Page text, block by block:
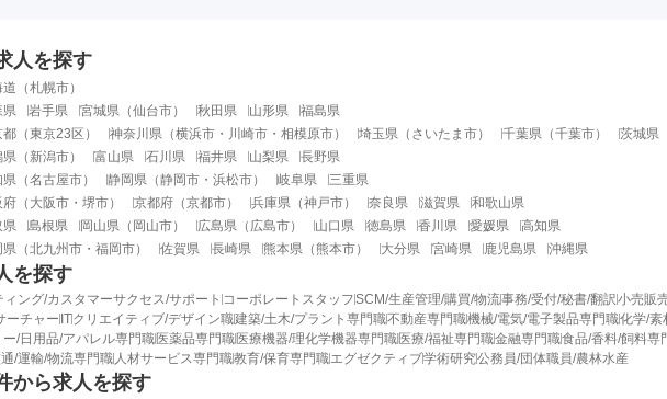
人を探す
道 （札幌市）
県 岩手県 宮城県 （仙台市） 秋田県 山形県 福島県
都 （東京23区 ） 神奈川県 （横浜市 ・ 川崎市 ・ 相模原市） 埼玉県 （ さいたま市） 千葉県 （千葉市） 茨城県
県 （ 新潟市） 富山県 石川県 福井県 山梨県 長野県
県 （名古屋市） 静岡県 （静岡市 ・ 浜松市） 岐阜県 三重県
府 （ 大阪市 ・ 堺市） 京都府 （京都市） 兵庫県 （神戸市） 奈良県 滋賀県 和歌山県
県 島根県 岡山県 （ 岡山市） 広島県 （ 広島市） 山口県 徳島県 香川県 愛媛県 高知県
県 （北九州市 ・ 福岡市） 佐賀県 長崎県 熊本県 （熊本市） 大分県 宮崎県 鹿児島県 沖縄県
を探す
ング/カスタマーサクセス/サポート コーポレートスタッフSCM/生産管理/購買/物流事務/受付/秘書/翻訳小売販
ーチャー ITクリエイティブ/デザイン職建築/土木/プラント専門職不動産専門職機械/電気/電子製品専門職化学/素
/日用品/アパレル専門職 医薬品専門職 医療機器/理化学機器専門職 医療/福祉専門職金融専門職食品/香料/飼料専
/運輸/物流専門職 人材サービス専門職教育/保育専門職エグゼクティブ学術研究公務員/団体職員/農林水産
から求人を探す